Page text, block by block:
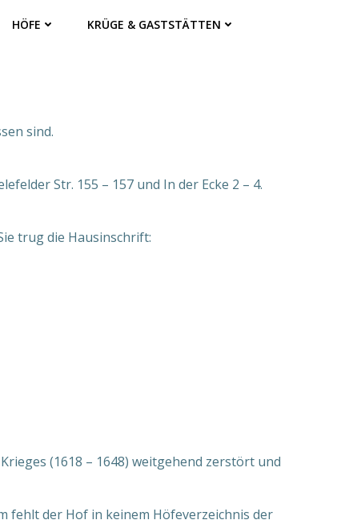
HÖFE KRÜGE & GASTSTÄTTEN
sind.
Str. 155 – 157 und In der Ecke 2 – 4.
trug die Hausinschrift:
(1618 – 1648) weitgehend zerstört und
fehlt der Hof in keinem Höfeverzeichnis der